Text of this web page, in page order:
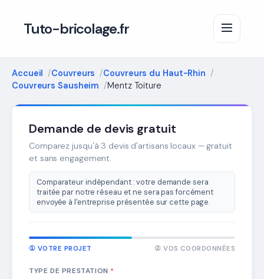
Tuto-bricolage.fr
Accueil Couvreurs
Couvreurs du Haut-Rhin
Couvreurs Sausheim
Mentz Toiture
Demande de devis gratuit
Comparez jusqu'à 3 devis d'artisans locaux — gratuit
et sans engagement.
Comparateur indépendant : votre demande sera
traitée par notre réseau et ne sera pas forcément
envoyée à l'entreprise présentée sur cette page.
① VOTRE PROJET ② VOS COORDONNÉES
TYPE DE PRESTATION *